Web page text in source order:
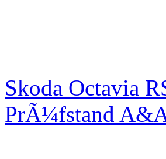
Skoda Octavia
PrÃ¼fstand